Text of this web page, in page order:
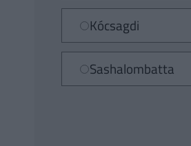
Kócsagdi
Sashalombatta